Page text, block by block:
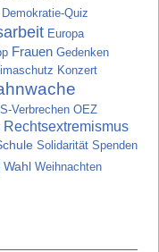
Demokratie-Quiz
Europa
Frauen Gedenken
Konzert
Verbrechen OEZ
Rechtsextremismus
Solidarität Spenden
Wahl Weihnachten